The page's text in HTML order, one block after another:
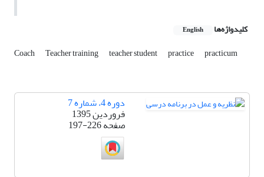
کلیدواژه‌ها English
Coach Teacher training teacher student practice practicum
دوره 4، شماره 7
فروردین 1395
صفحه197-226